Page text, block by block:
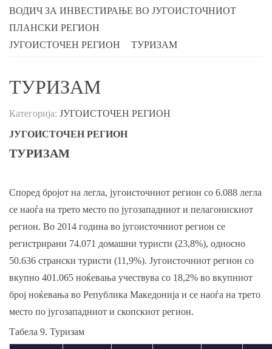
ВОДИЧ ЗА ИНВЕСТИРАЊЕ ВО ЈУГОИСТОЧНИОТ
ПЛАНСКИ РЕГИОН
ЈУГОИСТОЧЕН РЕГИОН
ТУРИЗАМ
ТУРИЗАМ
Категорија: ЈУГОИСТОЧЕН РЕГИОН
ЈУГОИСТОЧЕН РЕГИОН
ТУРИЗАМ
Според бројот на легла, југоисточниот регион со 6.088 легла
се наоѓа на трето место по jугозападниот и пелагонискиот
регион. Во 2014 година во jугоисточниот регион се
регистрирани 74.071 домашни туристи (23,8%), односно
50.636 странски туристи (11,9%). Југоисточниот регион со
вкупно 401.065 ноќевања учествува со 18,2% во вкупниот
број ноќевања во Република Македонија и се наоѓа на трето
место по jугозападниот и скопскиот регион.
Табела 9. Туризам